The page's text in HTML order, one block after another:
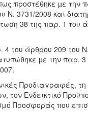
προστέθηκε µε την
Ν. 3731/2008 και
38 της παρ. 1 του
του άρθρου 209 του Ν.
µε την παρ. 3
Προδιαγραφές,
τον Ενδεικτικό
Προσφοράς που